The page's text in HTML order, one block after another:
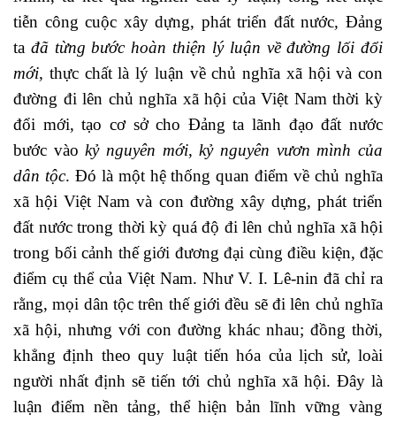
tiễn công cuộc xây dựng, phát triển đất nước,Đảng
ta đã từng bước hoàn thiện lý luận về đường lối đổi
mới, thực chất là lý luận về chủ nghĩa xã hội và con
đường đi lên chủ nghĩa xã hội của Việt Nam thời kỳ
đổi mới, tạo cơ sở cho Đảng ta lãnh đạo đất nước
bước vàokỷ nguyên mới, kỷ nguyên vươn mình của
dân tộc. Đó là một hệ thống quan điểm về chủ nghĩa
xã hội Việt Nam và con đường xây dựng, phát triển
đất nước trong thời kỳ quá độ đi lên chủ nghĩa xã hội
trong bối cảnh thế giới đương đại cùng điều kiện, đặc
điểm cụ thể của Việt Nam. Như V. I. Lê-nin đã chỉ ra
rằng, mọi dân tộc trên thế giới đều sẽ đi lên chủ nghĩa
xã hội, nhưng với con đường khác nhau; đồng thời,
khẳng định theo quy luật tiến hóa của lịch sử, loài
người nhất định sẽ tiến tới chủ nghĩa xã hội. Đây là
luận điểm nền tảng, thể hiện bản lĩnh vững vàng